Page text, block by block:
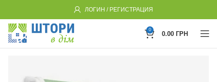
ЛОГИН / РЕГИСТРАЦИЯ
0
0.00 ГРН